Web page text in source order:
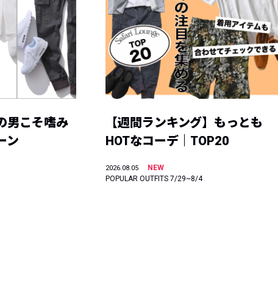
男こそ嗜み
ン
【週間ランキング】もっとも
HOTなコーデ｜TOP20
2026.08.05
NEW
POPULAR OUTFITS 7/29~8/4